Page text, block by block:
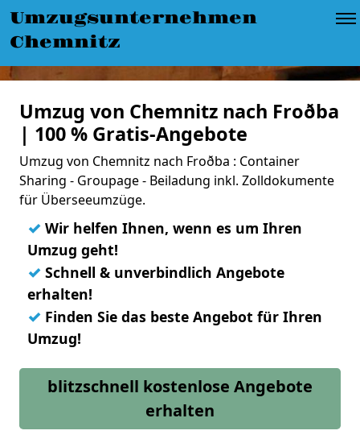
Umzugsunternehmen
Chemnitz
Umzug von Chemnitz nach Froðba
| 100 % Gratis-Angebote
Umzug von Chemnitz nach Froðba : Container
Sharing - Groupage - Beiladung inkl. Zolldokumente
für Überseeumzüge.
✓ Wir helfen Ihnen, wenn es um Ihren
Umzug geht!
✓ Schnell & unverbindlich Angebote
erhalten!
✓ Finden Sie das beste Angebot für Ihren
Umzug!
blitzschnell kostenlose Angebote
erhalten